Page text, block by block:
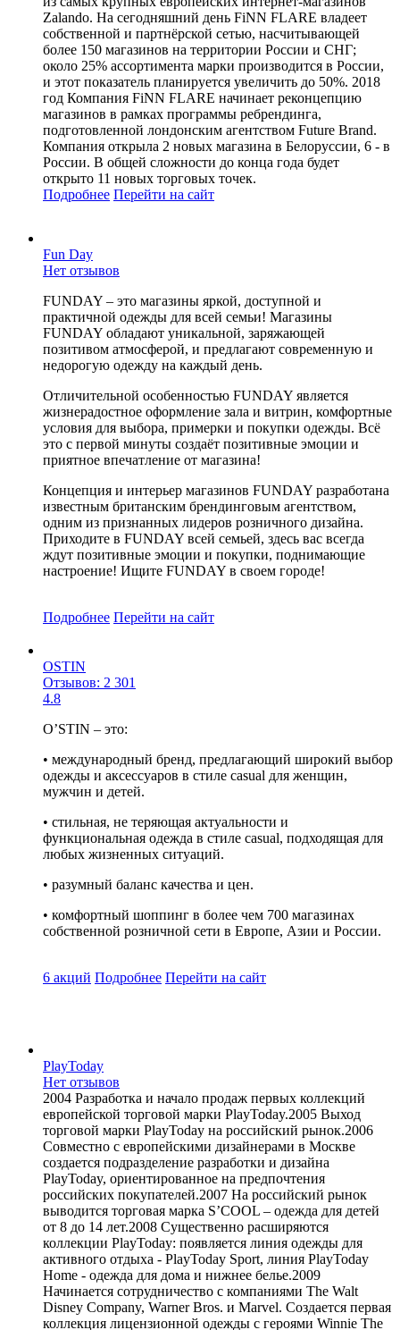
Zalando. На сегодняшний день FiNN FLARE владеет
собственной и партнёрской сетью, насчитывающей
более 150 магазинов на территории России и СНГ;
около 25% ассортимента марки производится в России,
и этот показатель планируется увеличить до 50%. 2018
год Компания FiNN FLARE начинает реконцепцию
магазинов в рамках программы ребрендинга,
подготовленной лондонским агентством Future Brand.
Компания открыла 2 новых магазина в Белоруссии, 6 - в
России. В общей сложности до конца года будет
открыто 11 новых торговых точек.
Подробнее Перейти на сайт
Fun Day
Нет отзывов
FUNDAY – это магазины яркой, доступной и
практичной одежды для всей семьи! Магазины
FUNDAY обладают уникальной, заряжающей
позитивом атмосферой, и предлагают современную и
недорогую одежду на каждый день.
Отличительной особенностью FUNDAY является
жизнерадостное оформление зала и витрин, комфортные
условия для выбора, примерки и покупки одежды. Всё
это с первой минуты создаёт позитивные эмоции и
приятное впечатление от магазина!
Концепция и интерьер магазинов FUNDAY разработана
известным британским брендинговым агентством,
одним из признанных лидеров розничного дизайна.
Приходите в FUNDAY всей семьей, здесь вас всегда
ждут позитивные эмоции и покупки, поднимающие
настроение! Ищите FUNDAY в своем городе!
Подробнее Перейти на сайт
OSTIN
Отзывов: 2 301
4.8
O’STIN – это:
• международный бренд, предлагающий широкий выбор
одежды и аксессуаров в стиле casual для женщин,
мужчин и детей.
• стильная, не теряющая актуальности и
функциональная одежда в стиле casual, подходящая для
любых жизненных ситуаций.
• разумный баланс качества и цен.
• комфортный шоппинг в более чем 700 магазинах
собственной розничной сети в Европе, Азии и России.
6 акций Подробнее Перейти на сайт
PlayToday
Нет отзывов
2004 Разработка и начало продаж первых коллекций
европейской торговой марки PlayToday.2005 Выход
торговой марки PlayToday на российский рынок.2006
Совместно с европейскими дизайнерами в Москве
cоздается подразделение разработки и дизайна
PlayToday, ориентированное на предпочтения
российских покупателей.2007 На российский рынок
выводится торговая марка S’COOL – одежда для детей
от 8 до 14 лет.2008 Существенно расширяются
коллекции PlayToday: появляется линия одежды для
активного отдыха - PlayToday Sport, линия PlayToday
Home - одежда для дома и нижнее белье.2009
Начинается сотрудничество с компаниями The Walt
Disney Company, Warner Bros. и Marvel. Создается первая
коллекция лицензионной одежды с героями Winnie The